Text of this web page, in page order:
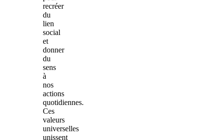
recréer
du
lien
social
et
donner
du
sens
à
nos
actions
quotidiennes.
Ces
valeurs
universelles
unissent